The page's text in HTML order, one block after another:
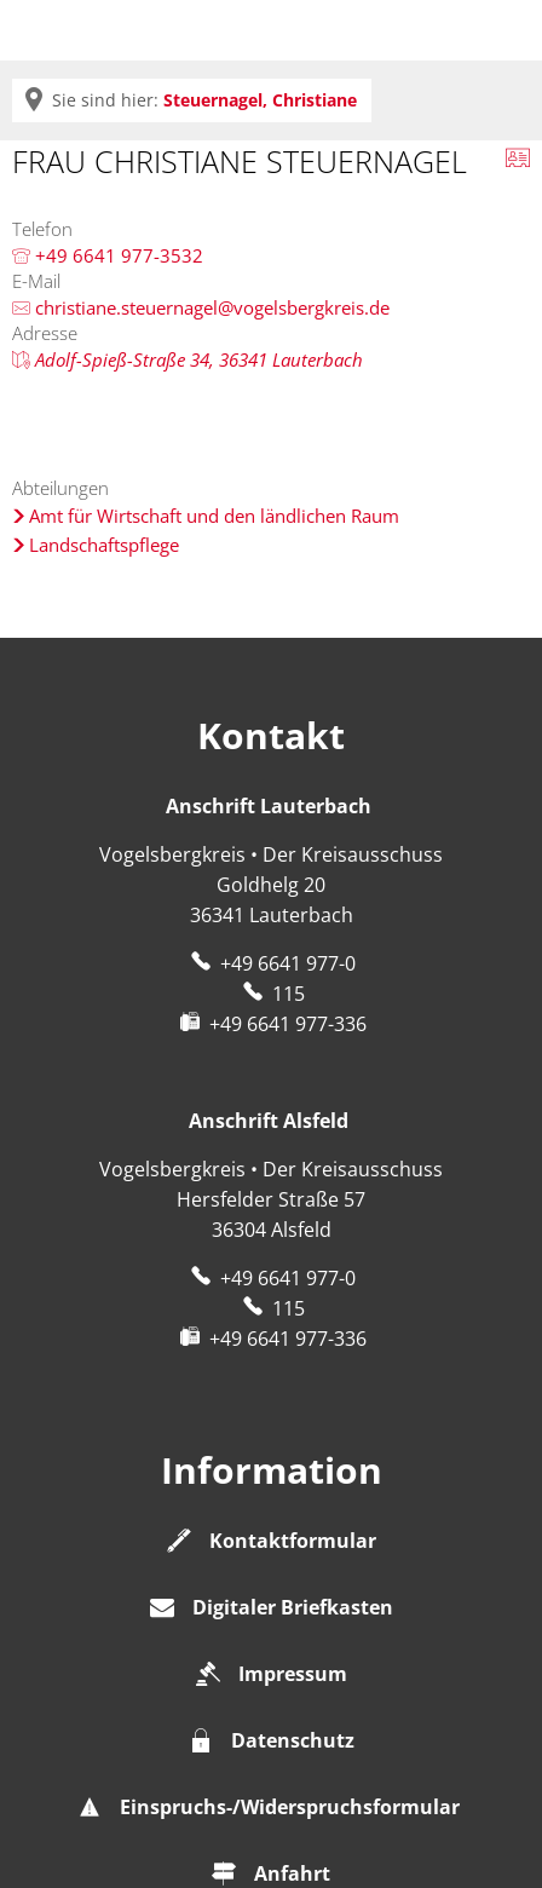
Sie sind hier: Steuernagel, Christiane
FRAU CHRISTIANE STEUERNAGEL
Telefon
+49 6641 977-3532
E-Mail
christiane.steuernagel@vogelsbergkreis.de
Adresse
Adolf-Spieß-Straße 34, 36341 Lauterbach
Abteilungen
Amt für Wirtschaft und den ländlichen Raum
Landschaftspflege
Kontakt
Anschrift Lauterbach
Vogelsbergkreis • Der Kreisausschuss
Goldhelg 20
36341 Lauterbach
+49 6641 977-0
115
+49 6641 977-336
Anschrift Alsfeld
Vogelsbergkreis • Der Kreisausschuss
Hersfelder Straße 57
36304 Alsfeld
+49 6641 977-0
115
+49 6641 977-336
Information
Kontaktformular
Digitaler Briefkasten
Impressum
Datenschutz
Einspruchs-/Widerspruchsformular
Anfahrt